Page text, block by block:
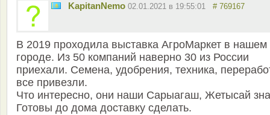
KapitanNemo 02.01.2021 в 19:55:01 # 769167
В 2019 проходила выставка АгроМаркет в нашем
городе. Из 50 компаний наверно 30 из России
приехали. Семена, удобрения, техника,
все привезли.
Что интересно, они наши Сарыагаш, Жетысай
Готовы до дома доставку сделать.